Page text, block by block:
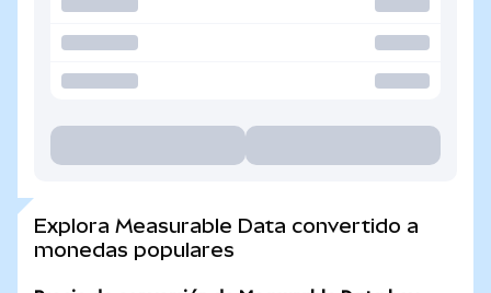
Explora Measurable Data convertido a
monedas populares